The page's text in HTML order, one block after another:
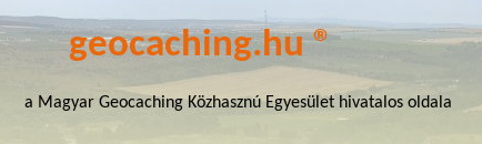
geocaching.hu ®
a Magyar Geocaching Közhasznú Egyesület hivatalos oldala